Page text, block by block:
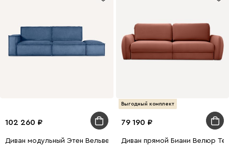
102 260
Диван модульный Этен Вельвет Синий
Выгодный комплект
79 190
Диван прямой Биани Велюр